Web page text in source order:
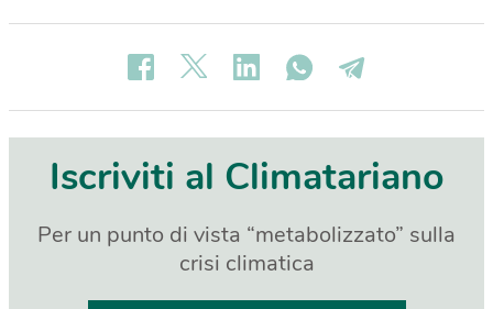
Iscriviti al Climatariano
Per un punto di vista “metabolizzato” sulla
crisi climatica